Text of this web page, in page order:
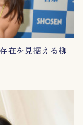
在を見据える柳